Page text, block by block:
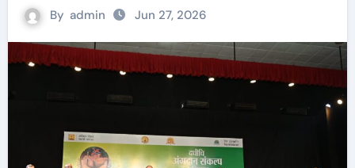
By admin Jun 27, 2026